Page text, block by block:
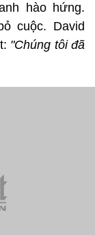
hào hứng.
cuộc. David
"Chúng tôi đã